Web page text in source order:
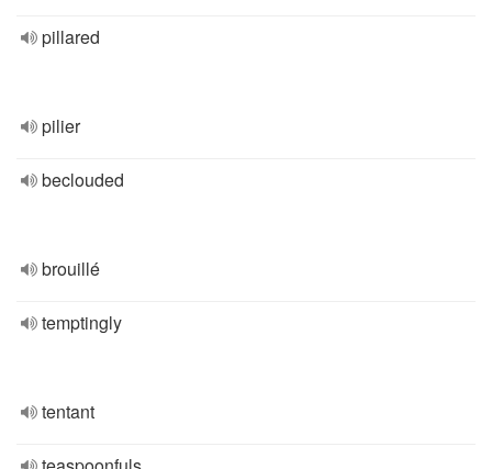
pillared
pilier
beclouded
brouillé
temptingly
tentant